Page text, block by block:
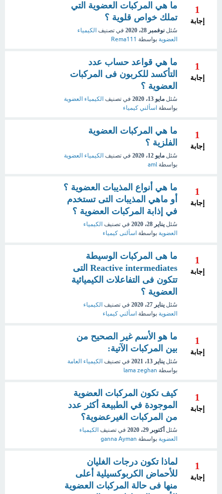
1
إجابة
ما هي المركبات العضوية التي
تملك خواص قلوية ؟
سُئل نوفمبر 28، 2020 في تصنيف الكيمياء
العضوية بواسطة Rema111
1
إجابة
ما هي قواعد حساب عدد
التأكسد للكربون فى المركبات
العضوية ؟
سُئل مايو 13، 2020 في تصنيف الكيمياء العضوية
بواسطة اسألني كيمياء
1
إجابة
ما هي المركبات العضوية
الفلزية ؟
سُئل مايو 12، 2020 في تصنيف الكيمياء العضوية
بواسطة aml
1
إجابة
ما هي أنواع المذيبات العضوية ؟
أو ماهي المذيبات التى تستخدم
في إذابة المركبات العضوية ؟
سُئل يناير 28، 2020 في تصنيف الكيمياء
العضوية بواسطة اسألنى كيمياء
1
إجابة
ما هى المركبات الوسيطة
Reactive intermediates التى
تتكون فى التفاعلات الكيميائية
العضوية ؟
سُئل يناير 27، 2020 في تصنيف الكيمياء
العضوية بواسطة اسألني كيمياء
1
إجابة
ما هو الأسم غير الصحيح من
بين المركبات الآتية:
سُئل يناير 13، 2021 في تصنيف الكيمياء العامة
بواسطة lama zeghan
1
إجابة
كيف تكون المركبات العضوية
الموجودة في الطبيعة أكثر عدد
من المركبات الغيرعضوية؟
سُئل أكتوبر 29، 2020 في تصنيف الكيمياء
العضوية بواسطة ganna Ayman
1
إجابة
لماذا تكون درجات الغليان
للأحماض الكربوكسيلية أعلى
منها فى حالة المركبات العضوية